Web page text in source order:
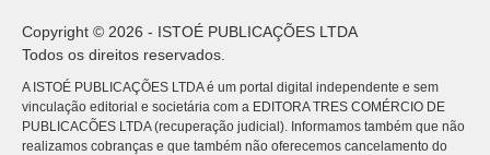
Copyright © 2026 - ISTOÉ PUBLICAÇÕES LTDA
Todos os direitos reservados.
A ISTOÉ PUBLICAÇÕES LTDA é um portal digital independente e sem
vinculação editorial e societária com a EDITORA TRES COMÉRCIO DE
PUBLICACÕES LTDA (recuperação judicial). Informamos também que não
realizamos cobranças e que também não oferecemos cancelamento do